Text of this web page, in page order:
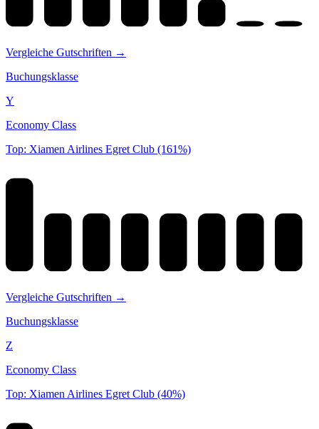
Vergleiche Gutschriften →
Buchungsklasse
Y
Economy Class
Top: Xiamen Airlines Egret Club (161%)
Vergleiche Gutschriften →
Buchungsklasse
Z
Economy Class
Top: Xiamen Airlines Egret Club (40%)